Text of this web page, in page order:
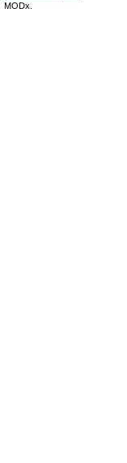
MODx.